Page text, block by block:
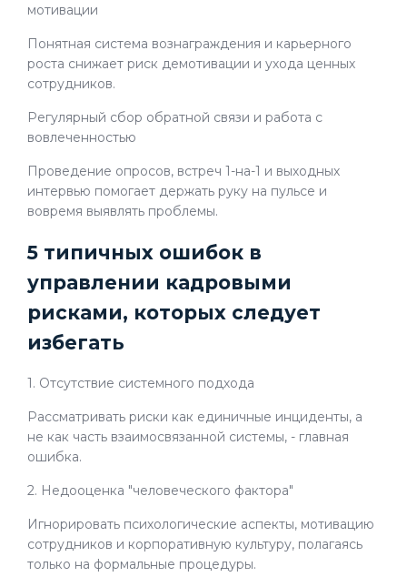
мотивации
Понятная система вознаграждения и карьерного
роста снижает риск демотивации и ухода ценных
сотрудников.
Регулярный сбор обратной связи и работа с
вовлеченностью
Проведение опросов, встреч 1-на-1 и выходных
интервью помогает держать руку на пульсе и
вовремя выявлять проблемы.
5 типичных ошибок в
управлении кадровыми
рисками, которых следует
избегать
1. Отсутствие системного подхода
Рассматривать риски как единичные инциденты, а
не как часть взаимосвязанной системы, - главная
ошибка.
2. Недооценка "человеческого фактора"
Игнорировать психологические аспекты, мотивацию
сотрудников и корпоративную культуру, полагаясь
только на формальные процедуры.